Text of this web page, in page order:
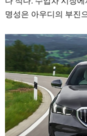
명성은 아우디의 부진